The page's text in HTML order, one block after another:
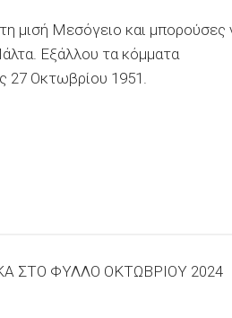
μισή Μεσόγειο και μπορούσες
Εξάλλου τα κόμματα
27 Οκτωβρίου 1951.
ΦΥΛΛΟ ΟΚΤΩΒΡΙΟΥ 2024